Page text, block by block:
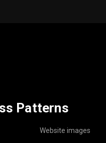
Patterns
Website images